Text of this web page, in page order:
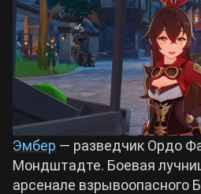
Эмбер — разведчик Ордо
Мондштадте. Боевая
арсенале взрывоопасного